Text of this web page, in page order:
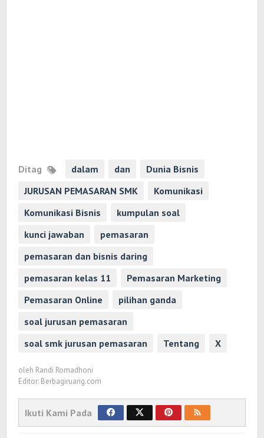
Ditag dalam dan
Dunia Bisnis
JURUSAN PEMASARAN SMK
Komunikasi
Komunikasi Bisnis
kumpulan soal
kunci jawaban
pemasaran
pemasaran dan bisnis daring
pemasaran kelas 11
Pemasaran Marketing
Pemasaran Online
pilihan ganda
soal jurusan pemasaran
soal smk jurusan pemasaran
Tentang X
oleh Randi Romadhoni
Editor: Berbagiruang.com
Ikuti Kami Pada